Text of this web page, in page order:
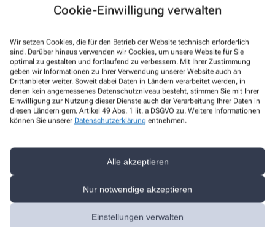
Cookie-Einwilligung verwalten
Wir setzen Cookies, die für den Betrieb der Website technisch erforderlich
sind. Darüber hinaus verwenden wir Cookies, um unsere Website für Sie
optimal zu gestalten und fortlaufend zu verbessern. Mit Ihrer Zustimmung
geben wir Informationen zu Ihrer Verwendung unserer Website auch an
Drittanbieter weiter. Soweit dabei Daten in Ländern verarbeitet werden, in
denen kein angemessenes Datenschutzniveau besteht, stimmen Sie mit Ihrer
Einwilligung zur Nutzung dieser Dienste auch der Verarbeitung Ihrer Daten in
diesen Ländern gem. Artikel 49 Abs. 1 lit. a DSGVO zu. Weitere Informationen
können Sie unserer Datenschutzerklärung entnehmen.
Alle akzeptieren
Nur notwendige akzeptieren
Einstellungen verwalten
PTA Praktikant/in (m|w|d)
Mehr Erfahren
Pharmaziepraktikant/in (m|w|d)
PKA Azubi (m|w|d)